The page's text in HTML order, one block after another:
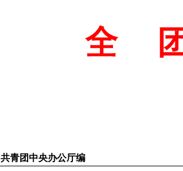
共青团中央办公厅编